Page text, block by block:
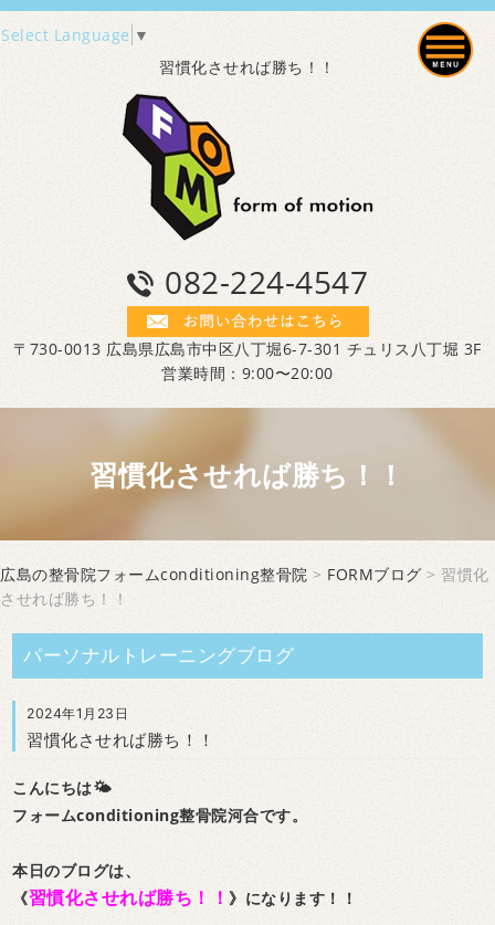
Select Language ▼
習慣化させれば勝ち！！
082-224-4547
〒730-0013 広島県広島市中区八丁堀6-7-301 チュリス八丁堀 3F
営業時間：9:00〜20:00
習慣化させれば勝ち！！
広島の整骨院フォームconditioning整骨院 > FORMブログ > 習慣化
させれば勝ち！！
パーソナルトレーニングブログ
2024年1月23日
習慣化させれば勝ち！！
こんにちは🌤
フォームconditioning整骨院河合です。
本日のブログは、
《習慣化させれば勝ち！！》になります！！